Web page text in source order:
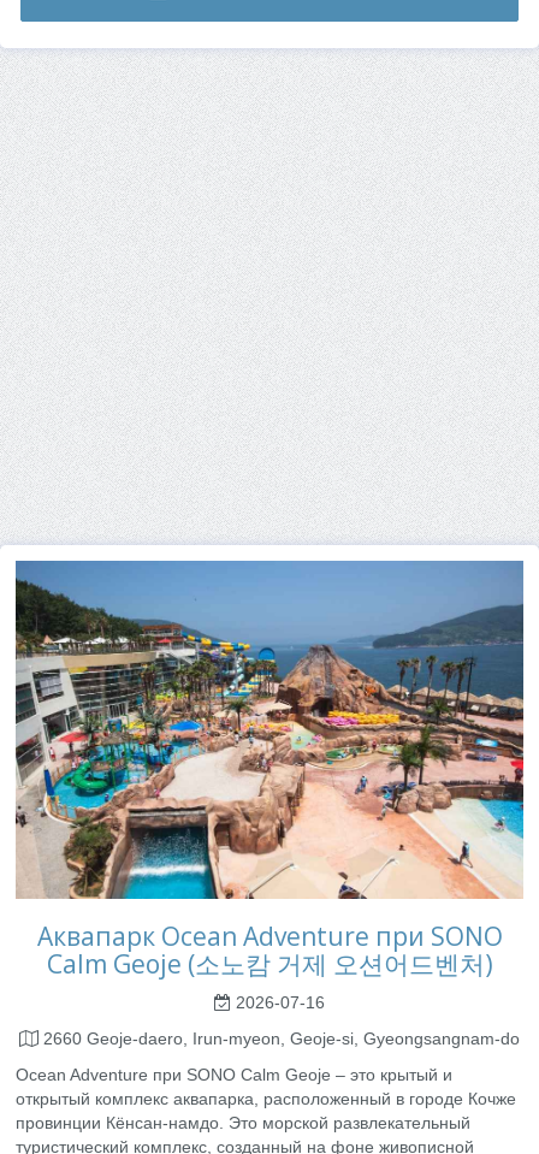
Аквапарк Ocean Adventure при SONO
Calm Geoje (소노캄 거제 오션어드벤처)
2026-07-16
2660 Geoje-daero, Irun-myeon, Geoje-si, Gyeongsangnam-do
Ocean Adventure при SONO Calm Geoje – это крытый и
открытый комплекс аквапарка, расположенный в городе Кочже
провинции Кёнсан-намдо. Это морской развлекательный
туристический комплекс, созданный на фоне живописной